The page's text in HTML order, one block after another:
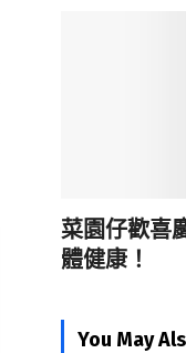
菜園仔歡喜
體健康！
You May